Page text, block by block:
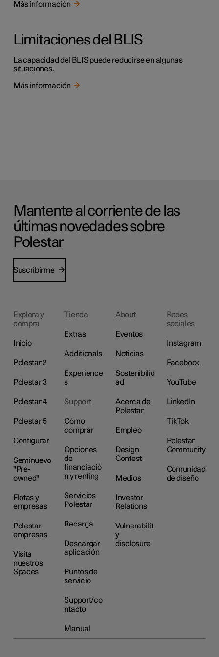
Más información
Limitaciones del BLIS
La capacidad del BLIS puede reducirse en algunas
situaciones.
Más información
Mantente al corriente de las
últimas novedades sobre
Polestar
Suscribirme
Explora y
compra
Inicio
Polestar 2
Polestar 3
Polestar 4
Polestar 5
Configurar
Seminuevo
"Pre-
owned"
Flotas y
empresas
Polestar
empresas
Visita
nuestros
Spaces
Tienda
Extras
Additionals
Experience
s
Support
Cómo
comprar
Opciones
de
financiació
n y renting
Servicios
Polestar
Recarga
Descargar
aplicación
Puntos de
servicio
Support/co
ntacto
Manual
About
Eventos
Noticias
Sostenibilid
ad
Acerca de
Polestar
Empleo
Design
Contest
Medios
Investor
Relations
Vulnerabilit
y
disclosure
Redes
sociales
Instagram
Facebook
YouTube
LinkedIn
TikTok
Polestar
Community
Comunidad
de diseño